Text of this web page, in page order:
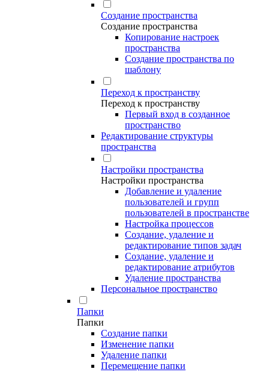
Создание пространства
Создание пространства
Копирование настроек
пространства
Создание пространства по
шаблону
Переход к пространству
Переход к пространству
Первый вход в созданное
пространство
Редактирование структуры
пространства
Настройки пространства
Настройки пространства
Добавление и удаление
пользователей и групп
пользователей в пространстве
Настройка процессов
Создание, удаление и
редактирование типов задач
Создание, удаление и
редактирование атрибутов
Удаление пространства
Персональное пространство
Папки
Папки
Создание папки
Изменение папки
Удаление папки
Перемещение папки